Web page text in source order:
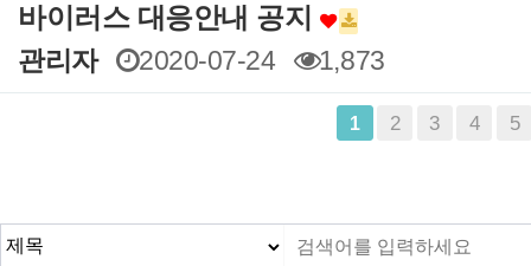
바이러스 대응안내 공지
관리자
2020-07-24 1,873
1 2 3 4 5